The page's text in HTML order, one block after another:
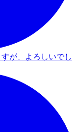
が、よろしいでし